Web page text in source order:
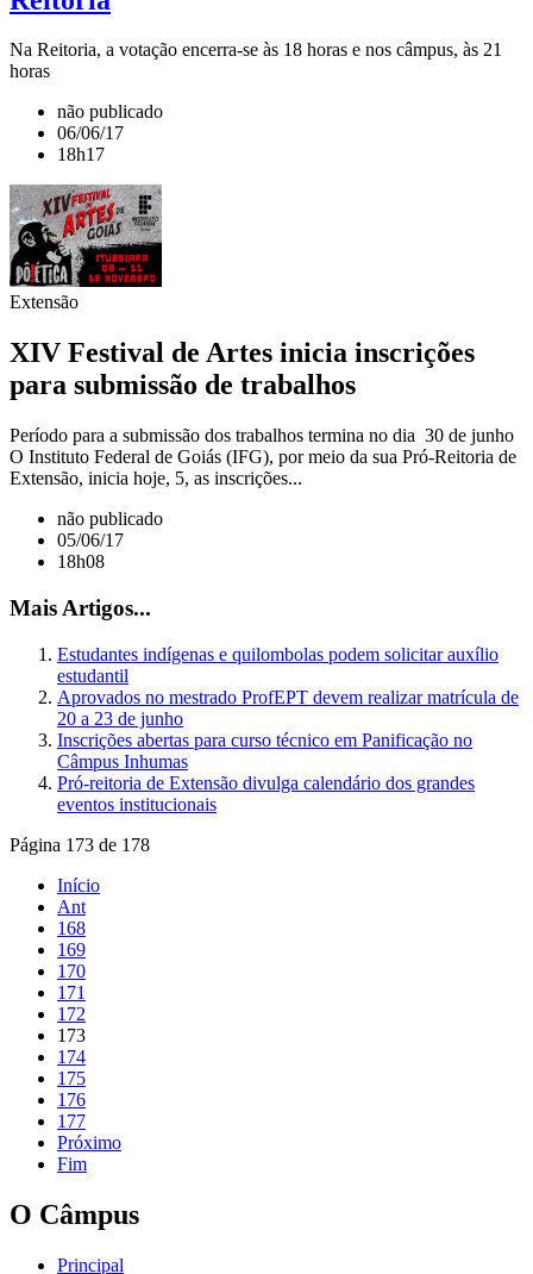
Na Reitoria, a votação encerra-se às 18 horas e nos câmpus, às 21
horas
não publicado
06/06/17
18h17
Extensão
XIV Festival de Artes inicia inscrições
para submissão de trabalhos
Período para a submissão dos trabalhos termina no dia 30 de junho
O Instituto Federal de Goiás (IFG), por meio da sua Pró-Reitoria de
Extensão, inicia hoje, 5, as inscrições...
não publicado
05/06/17
18h08
Mais Artigos...
Estudantes indígenas e quilombolas podem solicitar auxílio
estudantil
Aprovados no mestrado ProfEPT devem realizar matrícula de
20 a 23 de junho
Inscrições abertas para curso técnico em Panificação no
Câmpus Inhumas
Pró-reitoria de Extensão divulga calendário dos grandes
eventos institucionais
Página 173 de 178
Início
Ant
168
169
170
171
172
173
174
175
176
177
Próximo
Fim
O Câmpus
Principal